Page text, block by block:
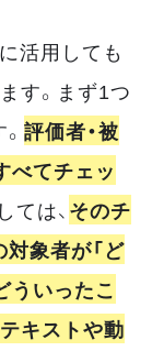
活用しても
す。まず1つ
評価者・被
べてチェッ
ては、そのチ
象者が「ど
ういったこ
キストや動